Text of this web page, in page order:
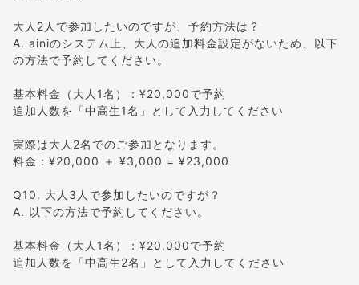
大人2人で参加したいのですが、予約方法は？
A. ainiのシステム上、大人の追加料金設定がないため、以下
の方法で予約してください。
基本料金（大人1名）：¥20,000で予約
追加人数を「中高生1名」として入力してください
実際は大人2名でのご参加となります。
料金：¥20,000 ＋ ¥3,000 = ¥23,000
Q10. 大人3人で参加したいのですが？
A. 以下の方法で予約してください。
基本料金（大人1名）：¥20,000で予約
追加人数を「中高生2名」として入力してください